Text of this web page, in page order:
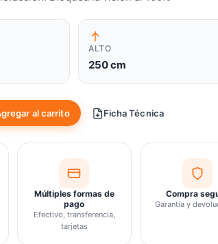
ALTO
250 cm
al carrito Ficha Técnica
Múltiples formas de
pago
Efectivo, transferencia,
tarjetas
Compra
Garantía y